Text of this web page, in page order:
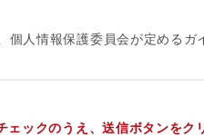
ックのうえ、送信ボタンをク